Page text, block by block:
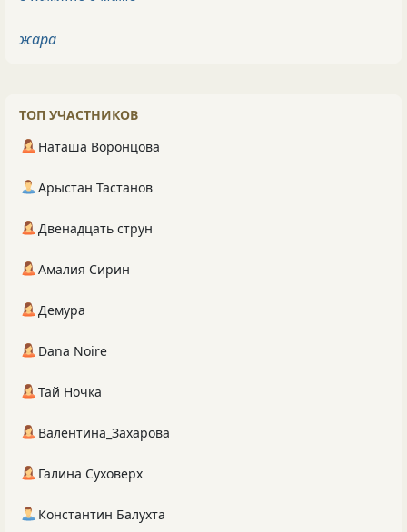
жара
ТОП УЧАСТНИКОВ
Наташа Воронцова
Арыстан Тастанов
Двенадцать струн
Амалия Сирин
Демура
Dana Noire
Тай Ночка
Валентина_Захарова
Галина Суховерх
Константин Балухта